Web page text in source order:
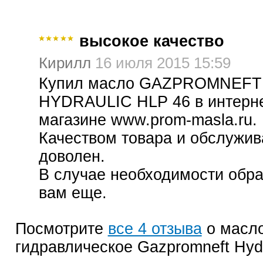
высокое качество
Кирилл 16 июля 2015 15:59
Купил масло GAZPROMNEFT
HYDRAULIC HLP 46 в
магазине www.prom-masla.ru.
Качеством товара и
доволен.
В случае необходимости
вам еще.
Посмотрите все 4 отзывао
гидравлическое Gazpromneft